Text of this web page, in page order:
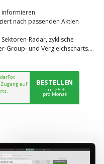
informieren.
nach passenden Aktien
Radar, zyklische
Group- und Vergleichscharts....
auf
BESTELLEN
nur 25 €
pro Monat